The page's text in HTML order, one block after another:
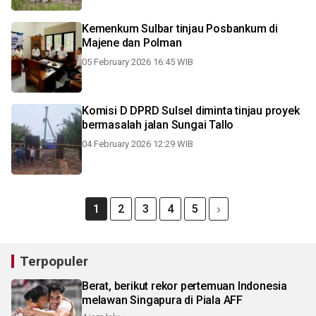
Kemenkum Sulbar tinjau Posbankum di
Majene dan Polman
05 February 2026 16:45 WIB
Komisi D DPRD Sulsel diminta tinjau proyek
bermasalah jalan Sungai Tallo
04 February 2026 12:29 WIB
1 2 3 4 5
Terpopuler
Berat, berikut rekor pertemuan Indonesia
melawan Singapura di Piala AFF